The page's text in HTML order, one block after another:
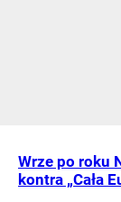
Wrze po roku
kontra „Cała